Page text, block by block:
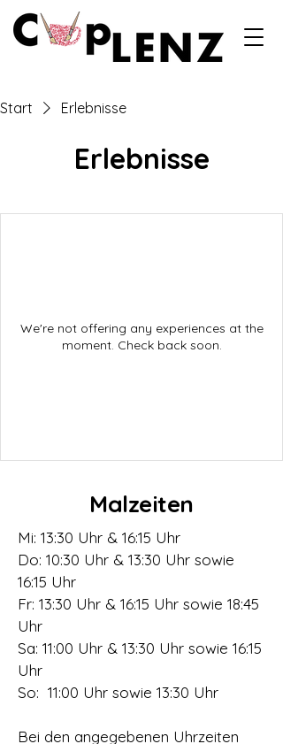
Start Erlebnisse
Erlebnisse
We're not offering any experiences at the
moment. Check back soon.
Malzeiten
Mi: 13:30 Uhr & 16:15 Uhr
Do: 10:30 Uhr & 13:30 Uhr sowie
16:15 Uhr
Fr: 13:30 Uhr & 16:15 Uhr sowie 18:45
Uhr
Sa: 11:00 Uhr & 13:30 Uhr sowie 16:15
Uhr
So: 11:00 Uhr sowie 13:30 Uhr
Bei den angegebenen Uhrzeiten